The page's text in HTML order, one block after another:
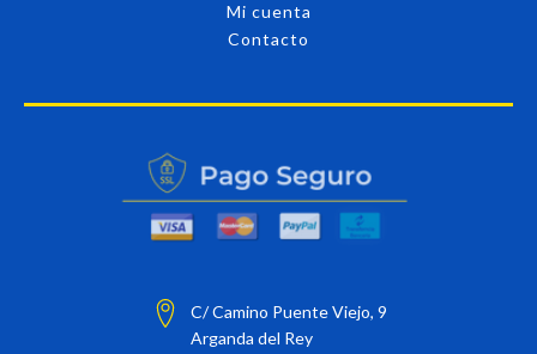
Mi cuenta
Contacto
C/ Camino Puente Viejo, 9
Arganda del Rey